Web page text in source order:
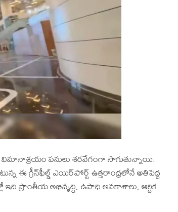
పనులు శరవేగంగా సాగుతున్నాయి.
ఈ గ్రీన్‌ఫీల్డ్ ఎయిర్‌పోర్ట్ ఉత్తరాంధ్రలోనే అతిపెద్ద
ప్రాంతీయ అభివృద్ధి, ఉపాధి అవకాశాలు, ఆర్థిక